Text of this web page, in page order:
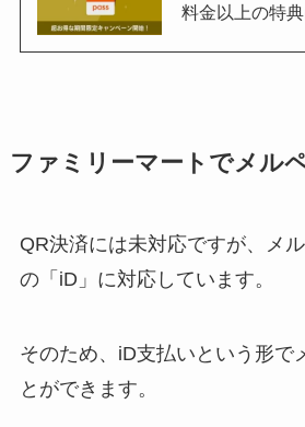
料金以上の特
ファミリーマートでメル
QR決済には未対応ですが、メ
の「iD」に対応しています。
そのため、iD支払いという形で
とができます。